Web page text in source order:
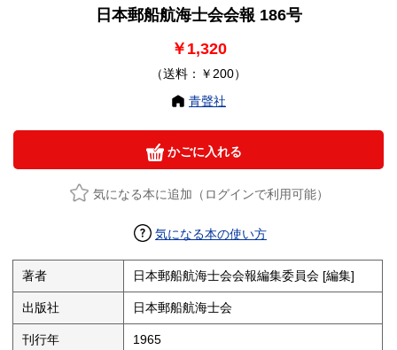
日本郵船航海士会会報 186号
￥1,320
（送料：￥200）
青聲社
かごに入れる
気になる本に追加（ログインで利用可能）
気になる本の使い方
著者 日本郵船航海士会会報編集委員会 [編集]
出版社 日本郵船航海士会
刊行年 1965